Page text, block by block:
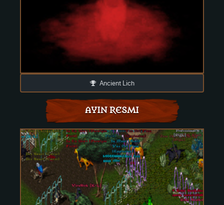
Ancient Lich
AYIN RESMI